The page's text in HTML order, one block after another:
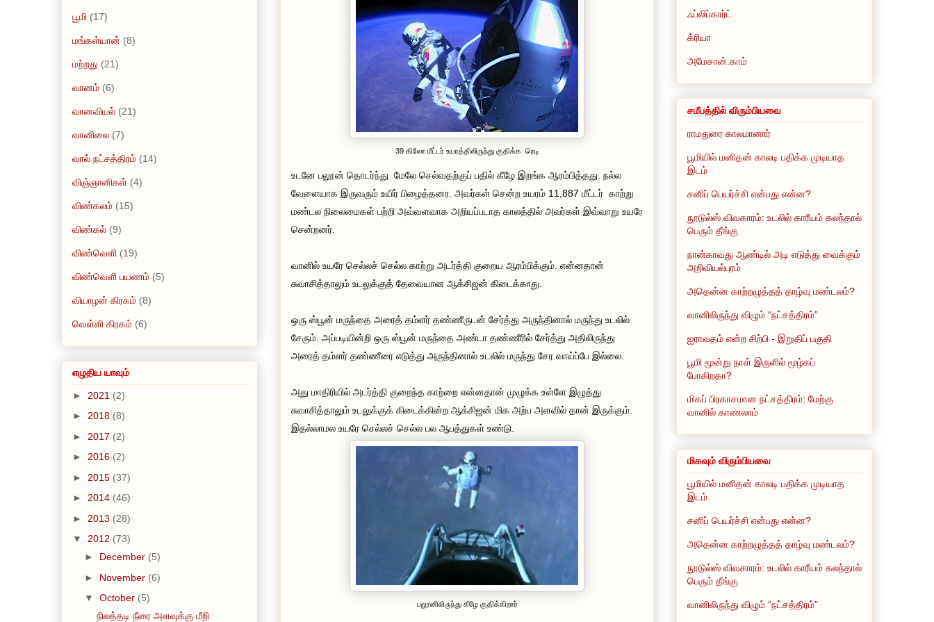
39 கிலோ மீட்டர் உயரத்திலிருந்து குதிக்க ரெடி
உடனே பலூன் தொடர்ந்து மேலே செல்வதற்குப் பதில் கீழே இறங்க ஆரம்பித்தது. நல்ல
வேளையாக இருவரும் உயிர் பிழைத்தனர. அவர்கள் சென்ற உயரம் 11,887 மீட்டர் காற்று
மண்டல நிலைமைகள் பற்றி அவ்வளவாக அறியப்படாத காலத்தில் அவர்கள் இவ்வாறு உயரே
சென்றனர்.
வானில் உயரே செல்லச் செல்ல காற்று அடர்த்தி குறைய ஆரம்பிக்கும். என்னதான்
சுவாசித்தாலும் உடலுக்குத் தேவையான ஆக்சிஜன் கிடைக்காது.
ஒரு ஸ்பூன் மருந்தை அரைத் தம்ளர் தண்ணீருடன் சேர்த்து அருந்தினால் மருந்து உடலில்
சேரும். அப்படியின்றி ஒரு ஸ்பூன் மருந்தை அண்டா தண்ணீரில் சேர்த்து அதிலிருந்து
அரைத் தம்ளர் தண்ணீரை எடுத்து அருந்தினால் உடலில் மருந்து சேர வாய்ப்பே இல்லை.
அது மாதிரியில் அடர்த்தி குறைந்த காற்றை என்னதான் முழுக்க உள்ளே இழுத்து
சுவாசித்தாலும் உடலுக்குக் கிடைக்கின்ற ஆக்சிஜன் மிக அற்ப அளவில் தான் இருக்கும்.
இதல்லாமல உயரே செல்லச் செல்ல பல ஆபத்துகள் உண்டு.
பலூனிலிருந்து கீழே குதிக்கிறார்
பூமி (17)
மங்கள்யான் (8)
மற்றது (21)
வானம் (6)
வானவியல் (21)
வானிலை (7)
வால் நட்சத்திரம் (14)
விஞ்ஞானிகள் (4)
விண்கலம் (15)
விண்கல் (9)
விண்வெளி (19)
விண்வெளி பயணம் (5)
வியாழன் கிரகம் (8)
வெள்ளி கிரகம் (6)
எழுதிய யாவும்
► 2021 (2)
► 2018 (8)
► 2017 (2)
► 2016 (2)
► 2015 (37)
► 2014 (46)
► 2013 (28)
▼ 2012 (73)
► December (5)
► November (6)
▼ October (5)
நிலத்தடி நீரை அளவுக்கு மீறி
ஃப்லிப்கார்ட்
க்ரியா
அமேசான்.காம்
சமீபத்தில் விரும்பியவை
ராமதுரை காலமானார்
பூமியில் மனிதன் காலடி பதிக்க முடியாத
இடம்
சனிப் பெயர்ச்சி என்பது என்ன?
நூடுல்ஸ் விவகாரம்: உடலில் காரீயம் கலந்தால்
பெரும் தீங்கு
நான்காவது ஆண்டில் அடி எடுத்து வைக்கும்
அறிவியல்புரம்
அதென்ன காற்றழுத்தத் தாழ்வு மண்டலம்?
வானிலிருந்து விழும் “நட்சத்திரம்”
ஐராவதம் என்ற சிற்பி - இறுதிப் பகுதி
பூமி மூன்று நாள் இருளில் மூழ்கப்
போகிறதா?
மிகப் பிரகாசமான நட்சத்திரம்: மேற்கு
வானில் காணலாம்
மிகவும் விரும்பியவை
பூமியில் மனிதன் காலடி பதிக்க முடியாத
இடம்
சனிப் பெயர்ச்சி என்பது என்ன?
அதென்ன காற்றழுத்தத் தாழ்வு மண்டலம்?
நூடுல்ஸ் விவகாரம்: உடலில் காரீயம் கலந்தால்
பெரும் தீங்கு
வானிலிருந்து விழும் “நட்சத்திரம்”